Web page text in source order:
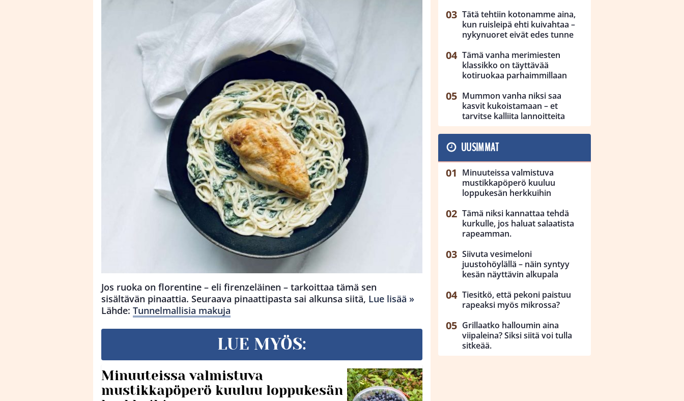
Jos ruoka on florentine – eli firenzeläinen – tarkoittaa tämä sen
sisältävän pinaattia. Seuraava pinaattipasta sai alkunsa siitä, Lue lisää »
Lähde: Tunnelmallisia makuja
LUE MYÖS:
Minuuteissa valmistuva
mustikkapöperö kuuluu loppukesän
Tätä tehtiin kotonamme aina,
kun ruisleipä ehti kuivahtaa –
nykynuoret eivät edes tunne
Tämä vanha merimiesten
klassikko on täyttävää
kotiruokaa parhaimmillaan
Mummon vanha niksi saa
kasvit kukoistamaan – et
tarvitse kalliita lannoitteita
UUSIMMAT
Minuuteissa valmistuva
mustikkapöperö kuuluu
loppukesän herkkuihin
Tämä niksi kannattaa tehdä
kurkulle, jos haluat salaatista
rapeamman.
Siivuta vesimeloni
juustohöylällä – näin syntyy
kesän näyttävin alkupala
Tiesitkö, että pekoni paistuu
rapeaksi myös mikrossa?
Grillaatko halloumin aina
viipaleina? Siksi siitä voi tulla
sitkeää.